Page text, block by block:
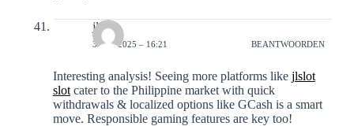
jlslot
31-12-2025 – 16:21 BEANTWOORDEN
Interesting analysis! Seeing more platforms like jlslot
slotcater to the Philippine market with quick
withdrawals & localized options like GCash is a smart
move. Responsible gaming features are key too!